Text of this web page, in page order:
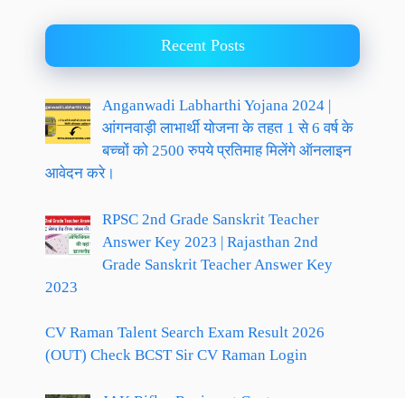
Recent Posts
Anganwadi Labharthi Yojana 2024 |
आंगनवाड़ी लाभार्थी योजना के तहत 1 से 6 वर्ष के
बच्चों को 2500 रुपये प्रतिमाह मिलेंगे ऑनलाइन
आवेदन करे।
RPSC 2nd Grade Sanskrit Teacher
Answer Key 2023 | Rajasthan 2nd
Grade Sanskrit Teacher Answer Key
2023
CV Raman Talent Search Exam Result 2026
(OUT) Check BCST Sir CV Raman Login